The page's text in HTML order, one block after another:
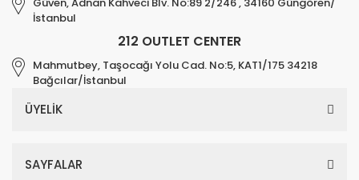
İstanbul
212 OUTLET CENTER
Mahmutbey, Taşocağı Yolu Cad. No:5, KAT1/175 34218
Bağcılar/İstanbul
ÜYELİK
SAYFALAR